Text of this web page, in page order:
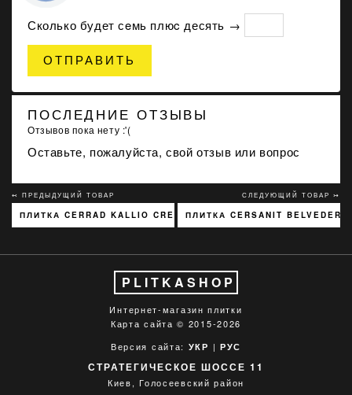
Сколько будет сeмь плюc десять →
ОТПРАВИТЬ
ПОСЛЕДНИЕ ОТЗЫВЫ
Отзывов пока нету :'(
Оставьте, пожалуйста, свой отзыв или вопрос
↢ ПРЕДЫДУЩИЙ ТОВАР
ПЛИТКА CERRAD KALLIO CREAM 3768 15X45
СЛЕДУЮЩИЙ ТОВАР ↣
ПЛИТКА CERSANIT BELVEDER
PLITKASHOP
Интернет-магазин плитки
Карта сайта © 2015-2026
Версия сайта: УКР | РУС
СТРАТЕГИЧЕСКОЕ ШОССЕ 11
Киев, Голосеевский район